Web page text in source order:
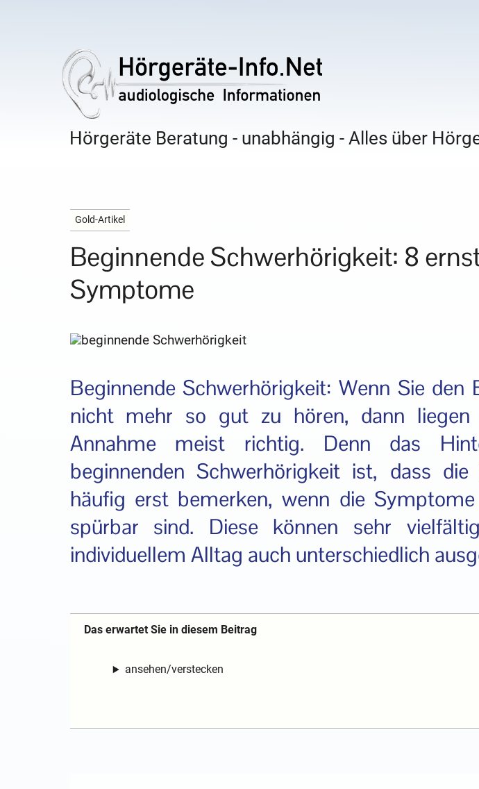
Hörgeräte Beratung - unabhängig - Alles über
Gold-Artikel
Beginnende Schwerhörigkeit: 8
Symptome
Beginnende Schwerhörigkeit: Wenn Sie den
nicht mehr so gut zu hören, dann
Annahme meist richtig. Denn das
beginnenden Schwerhörigkeit ist, dass
häufig erst bemerken, wenn die
spürbar sind. Diese können sehr
individuellem Alltag auch unterschiedlich
Das erwartet Sie in diesem Beitrag
ansehen/verstecken